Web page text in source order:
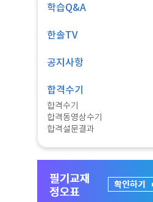
학습Q&A
한솔TV
공지사항
합격수기
합격수기
합격동영상수기
합격설문결과